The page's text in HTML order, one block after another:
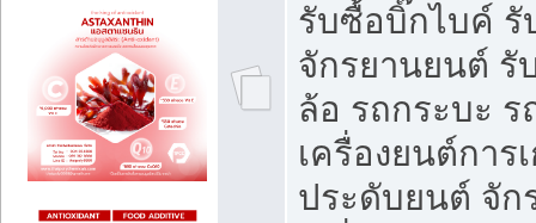
รับซื้อบิ๊กไบค์
จักรยานยนต์ รั
ล้อ รถกระบะ
เครื่องยนต์การ
ประดับยนต์ จัก